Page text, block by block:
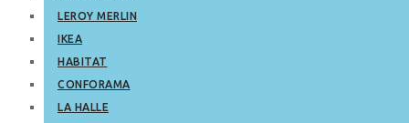
LEROY MERLIN
IKEA
HABITAT
CONFORAMA
LA HALLE